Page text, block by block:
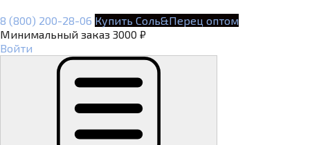
8 (800) 200-28-06 Купить Соль&Перец оптом
Минимальный заказ 3000 ₽
Войти